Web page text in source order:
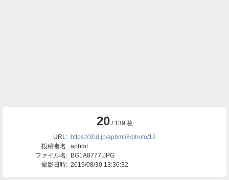
20 / 139 枚
URL: https://30d.jp/apbmt/8/photo/12
投稿者名: apbmt
ファイル名: BG1A8777.JPG
撮影日時: 2019/08/30 13:36:32